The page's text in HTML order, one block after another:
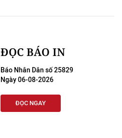
ĐỌC BÁO IN
Báo Nhân Dân số 25829
Ngày 06-08-2026
ĐỌC NGAY